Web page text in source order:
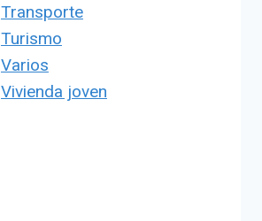
Transporte
Turismo
Varios
Vivienda joven